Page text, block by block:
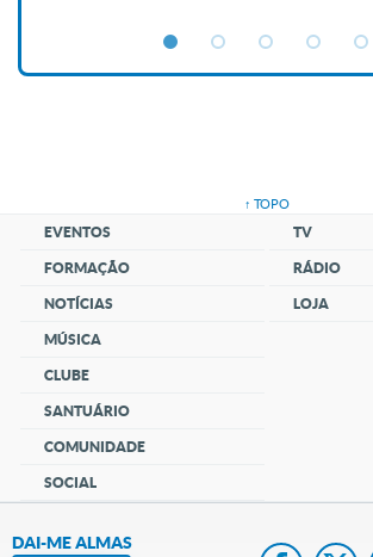
↑ TOPO
EVENTOS
FORMAÇÃO
NOTÍCIAS
MÚSICA
CLUBE
SANTUÁRIO
COMUNIDADE
SOCIAL
TV
RÁDIO
LOJA
DAI-ME ALMAS